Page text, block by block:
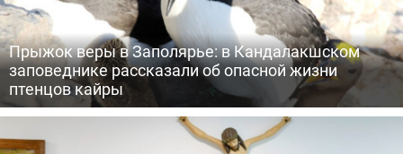
Прыжок веры в Заполярье: в Кандалакшском
заповеднике рассказали об опасной жизни
птенцов кайры